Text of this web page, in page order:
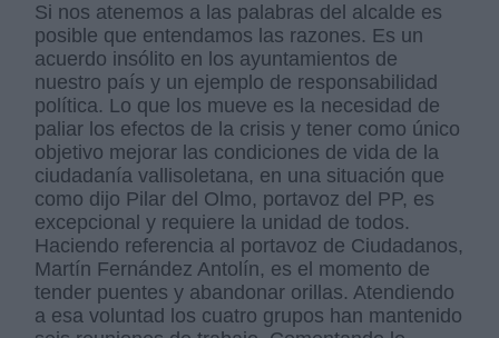
Si nos atenemos a las palabras del alcalde es
posible que entendamos las razones. Es un
acuerdo insólito en los ayuntamientos de
nuestro país y un ejemplo de responsabilidad
política. Lo que los mueve es la necesidad de
paliar los efectos de la crisis y tener como único
objetivo mejorar las condiciones de vida de la
ciudadanía vallisoletana, en una situación que
como dijo Pilar del Olmo, portavoz del PP, es
excepcional y requiere la unidad de todos.
Haciendo referencia al portavoz de Ciudadanos,
Martín Fernández Antolín, es el momento de
tender puentes y abandonar orillas. Atendiendo
a esa voluntad los cuatro grupos han mantenido